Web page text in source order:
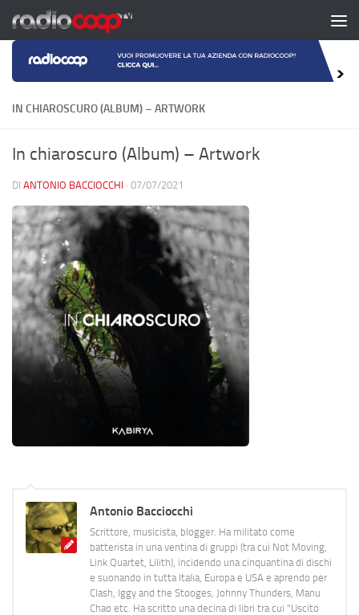
Salta al contenuto
IN CHIAROSCURO (ALBUM) – ARTWORK
In chiaroscuro (Album) – Artwork
DI ANTONIO BACCIOCCHI · 07/07/2021
Antonio Bacciocchi
Scrittore, musicista, blogger. Ha militato come
batterista in una ventina di gruppi (tra cui Not Moving,
Link Quartet, Lilith), incidendo una cinquantina di dischi
e suonando in tutta Italia, Europa e USA e aprendo per
Clash, Iggy and the Stooges, Johnny Thunders, Manu
Chao etc. Ha scritto una decina di libri tra cui "Uscito